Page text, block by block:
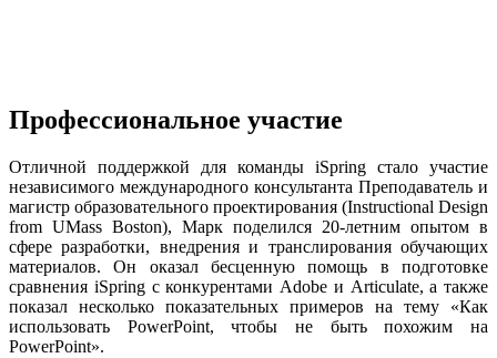
Профессиональное участие
Отличной поддержкой для команды iSpring стало участие
независимого международного консультанта Преподаватель и
магистр образовательного проектирования (Instructional Design
from UMass Boston), Марк поделился 20-летним опытом в
сфере разработки, внедрения и транслирования обучающих
материалов. Он оказал бесценную помощь в подготовке
сравнения iSpring с конкурентами Adobe и Articulate, а также
показал несколько показательных примеров на тему «Как
использовать PowerPoint, чтобы не быть похожим на
PowerPoint».